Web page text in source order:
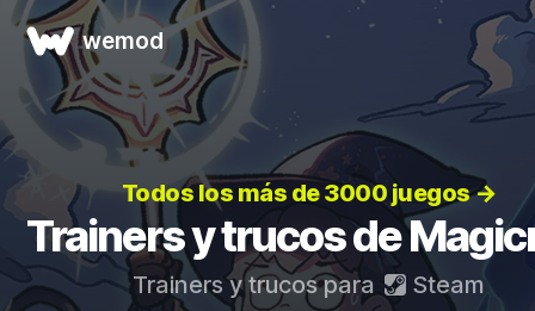
wemod
Todos los más de 3000 juegos →
Trainers y trucos de
Trainers y trucos para Steam